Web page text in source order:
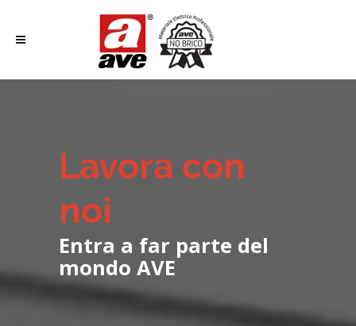
Lavora con
noi
Entra a far parte del
mondo AVE